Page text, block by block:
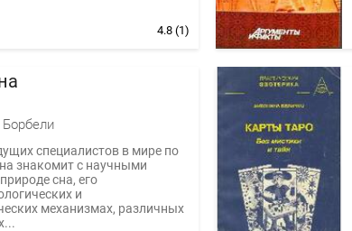
4.8 (1)
специалистов в мире по
знакомит с научными
сна, его
и
механизмах, различных